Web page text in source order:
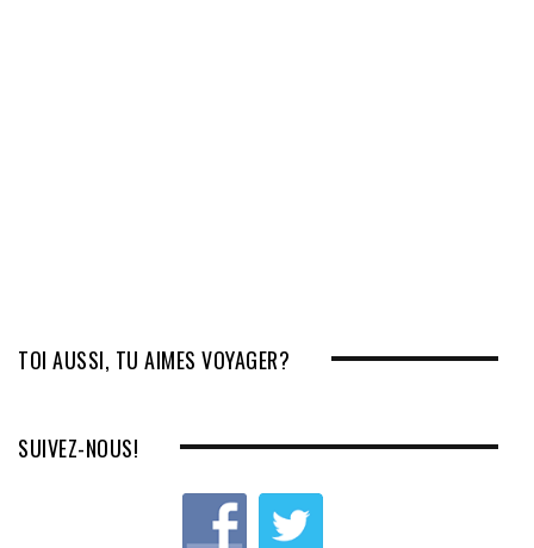
TOI AUSSI, TU AIMES VOYAGER?
SUIVEZ-NOUS!